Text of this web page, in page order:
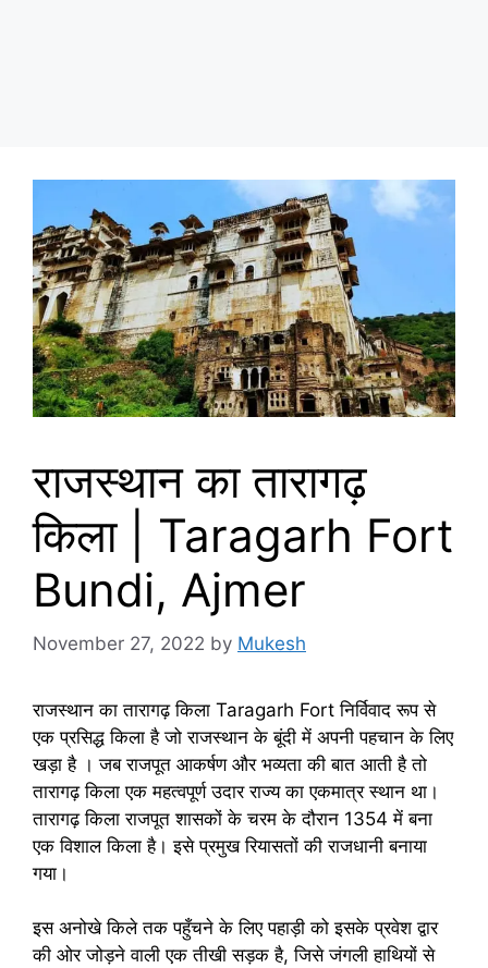
राजस्थान का तारागढ़
किला | Taragarh Fort
Bundi, Ajmer
November 27, 2022 by Mukesh
राजस्थान का तारागढ़ किला Taragarh Fort निर्विवाद रूप से
एक प्रसिद्ध किला है जो राजस्थान के बूंदी में अपनी पहचान के लिए
खड़ा है । जब राजपूत आकर्षण और भव्यता की बात आती है तो
तारागढ़ किला एक महत्वपूर्ण उदार राज्य का एकमात्र स्थान था।
तारागढ़ किला राजपूत शासकों के चरम के दौरान 1354 में बना
एक विशाल किला है। इसे प्रमुख रियासतों की राजधानी बनाया
गया।
इस अनोखे किले तक पहुँचने के लिए पहाड़ी को इसके प्रवेश द्वार
की ओर जोड़ने वाली एक तीखी सड़क है, जिसे जंगली हाथियों से